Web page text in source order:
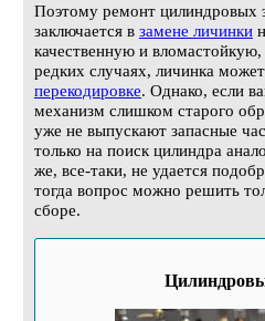
Поэтому ремонт цилиндровых
заключается в замене личинки
качественную и
редких случаях, личинка
перекодировке. Однако, если
механизм слишком старого
уже не выпускают запасные
только на поиск цилиндра
же, все-таки, не удается
тогда вопрос можно решить
сборе.